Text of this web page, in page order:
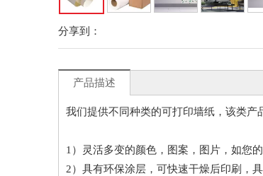
分享到：
产品描述
我们提供不同种类的可打印墙纸，该类产
1）灵活多变的颜色，图案，图片，如您
2）具有环保涂层，可快速干燥后印刷，